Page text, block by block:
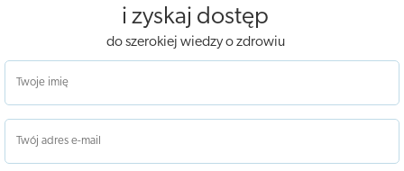
i zyskaj dostęp
do szerokiej wiedzy o zdrowiu